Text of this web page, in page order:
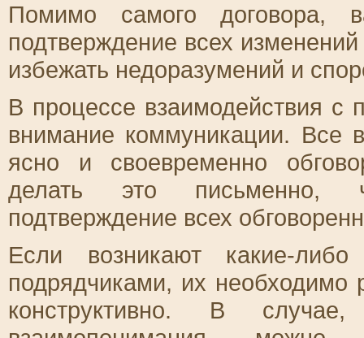
Помимо самого договора,
подтверждение всех
избежать недоразумений и
В процессе взаимодействия с
внимание коммуникации. Все
ясно и своевременно
делать это письменно,
подтверждение всех
Если возникают какие-
подрядчиками, их необходимо
конструктивно. В